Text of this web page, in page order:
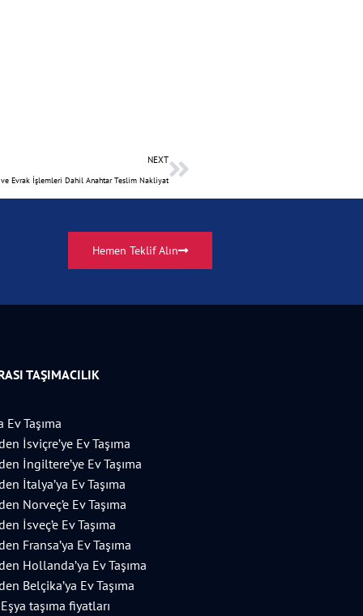
NEXT
Evrak İşlemleri Dahil Anahtar Teslim Nakliyat
Hemen Teklif Alın
TAŞIMACILIK
Ev Taşıma
İsviçre’ye Ev Taşıma
İngiltere’ye Ev Taşıma
İtalya’ya Ev Taşıma
Norveç’e Ev Taşıma
İsveç’e Ev Taşıma
Fransa’ya Ev Taşıma
Hollanda’ya Ev Taşıma
Belçika’ya Ev Taşıma
Eşya taşıma fiyatları